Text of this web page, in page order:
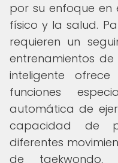
por su enfoque en
físico y la salud.
requieren un
entrenamientos
inteligente
funciones
automática de
capacidad de
diferentes
de